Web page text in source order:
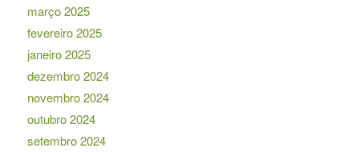
março 2025
fevereiro 2025
janeiro 2025
dezembro 2024
novembro 2024
outubro 2024
setembro 2024